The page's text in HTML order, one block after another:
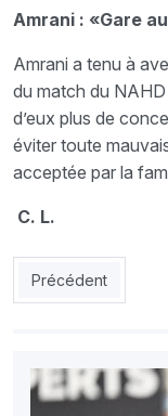
Amrani : «Gare
Amrani a tenu à
du match du
d’eux plus de
éviter toute
acceptée par la
C. L.
Article précédent :
Précédent